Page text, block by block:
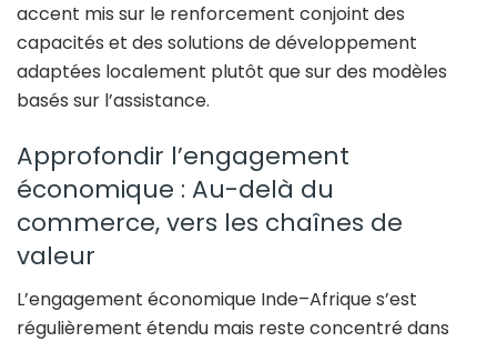
accent mis sur le renforcement conjoint des
capacités et des solutions de développement
adaptées localement plutôt que sur des modèles
basés sur l’assistance.
Approfondir l’engagement
économique : Au-delà du
commerce, vers les chaînes de
valeur
L’engagement économique Inde–Afrique s’est
régulièrement étendu mais reste concentré dans